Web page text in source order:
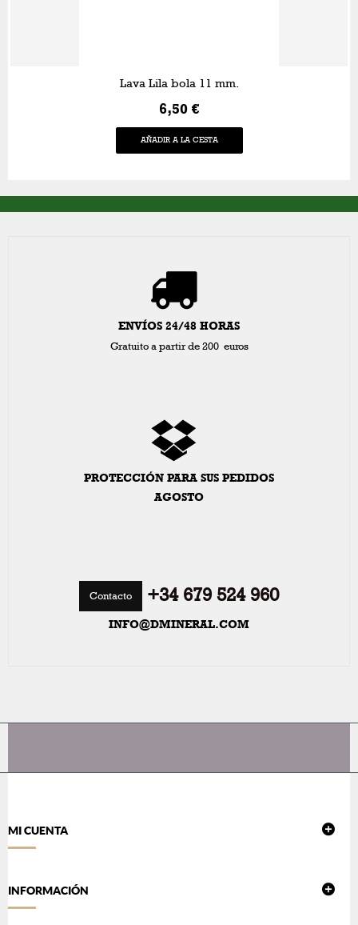
Lava Lila bola 11 mm.
6,50 €
AÑADIR A LA CESTA
ENVÍOS 24/48 HORAS
Gratuito a partir de 200 euros
PROTECCIÓN PARA SUS PEDIDOS
AGOSTO
Contacto +34 679 524 960
INFO@DMINERAL.COM
MI CUENTA
INFORMACIÓN